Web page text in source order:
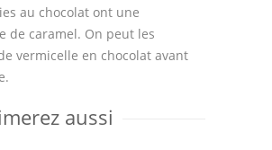
au chocolat ont une
de caramel. On peut les
vermicelle en chocolat avant
aussi